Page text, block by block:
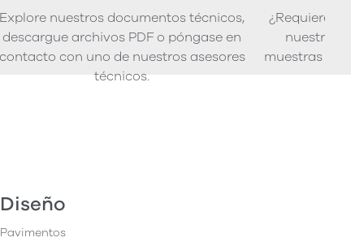
Explore nuestros documentos técnicos,
descargue archivos PDF o póngase en
con uno de nuestros asesores
técnicos.
¿Requiere
nuestra
muestras de
Diseño
Pavimentos